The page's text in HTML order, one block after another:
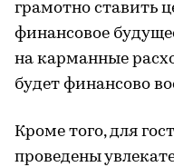
грамотно ставить
финансовое
на карманные
будет финансово
Кроме того, для
проведены